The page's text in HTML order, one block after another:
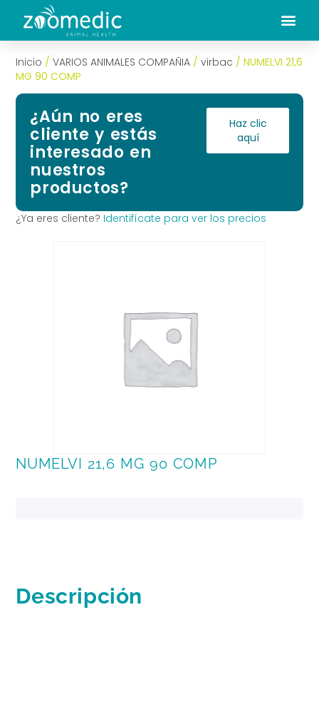
Inicio /VARIOS ANIMALES COMPAÑIA /virbac / NUMELVI 21,6
MG 90 COMP
¿Aún no eres
cliente y estás
interesado en
nuestros
productos?
Haz clic
aquí
¿Ya eres cliente? Identifícate para ver los precios
NUMELVI 21,6 MG 90 COMP
Descripción